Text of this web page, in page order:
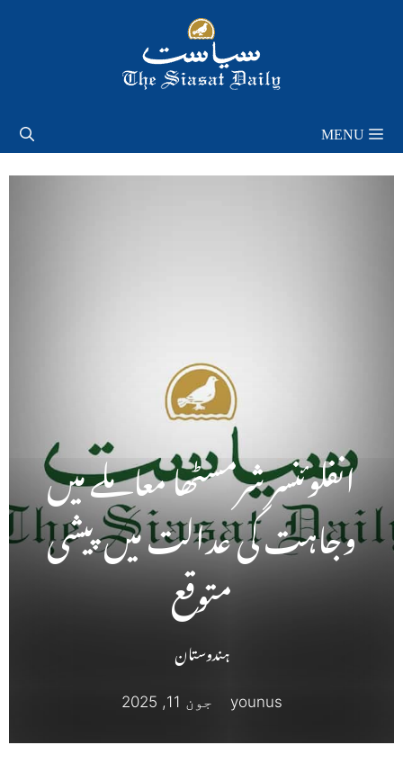
MENU
انفلوئنسر شرمسٹھا معاملے میں
وجاہت کی عدالت میں پیشی
متوقع
ہندوستان
younus جون 11, 2025